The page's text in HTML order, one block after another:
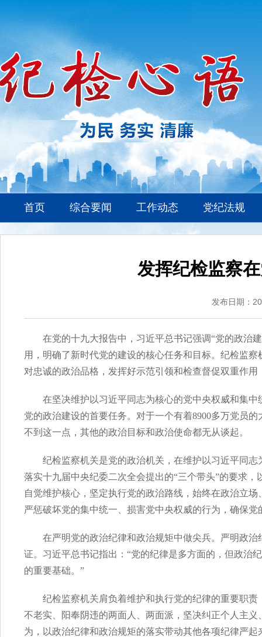
首页 综合要闻 工作动态 党纪法规
发挥纪检监察
发布日期：
在党的十九大报告中，习近平总书记强调“党的政治
用，明确了新时代党的建设的核心任务和目标。纪检监
对忠诚的政治品格，发挥好示范引领和检查督促双重作
在坚决维护以习近平同志为核心的党中央权威和集
党的政治建设的首要任务。对于一个有着8900多万党员
不到这一点，其他的政治目标和政治使命都无从谈起。
纪检监察机关是党的政治机关，在维护以习近平同
落实十九届中央纪委二次全会提出的“三个带头”的要求
自觉维护核心，坚定执行党的政治路线，始终在政治立
严惩破坏党的集中统一、损害党中央权威的行为，确保
在严明党的政治纪律和政治规矩中做尖兵。严明政
证。习近平总书记指出：“党的纪律是多方面的，但政治
的重要基础。”
纪检监察机关肩负着维护和执行党的纪律的重要职
不老实、阳奉阴违的两面人、两面派，坚决纠正个人主
为，以政治纪律和政治规矩的落实带动其他各项纪律严起